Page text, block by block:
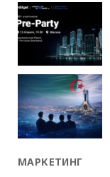
МАРКЕТИНГ